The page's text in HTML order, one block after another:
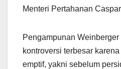
Menteri Pertahanan
Pengampunan
kontroversi terbesar
emptif, yakni sebelum